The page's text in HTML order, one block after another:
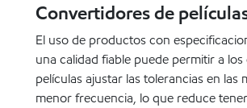
Convertidores de
El uso de productos con
una calidad fiable puede permitir a
películas ajustar las tolerancias en las
menor frecuencia, lo que reduce